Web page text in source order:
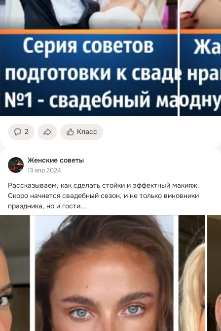
2 Класс
Женские советы
13 апр 2024
Рассказываем, как сделать стойки и эффектный макияж.
﻿﻿Скоро начнется свадебный сезон, и не только виновники
праздника, но и гости...